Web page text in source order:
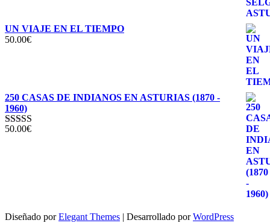
UN VIAJE EN EL TIEMPO
50.00€
250 CASAS DE INDIANOS EN ASTURIAS (1870 -
1960)
Valorado con
50.00€
Diseñado porElegant Themes | Desarrollado porWordPress